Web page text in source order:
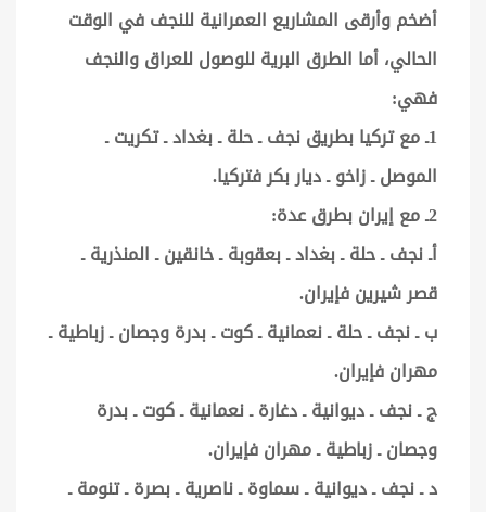
أضخم وأرقى المشاريع العمرانية للنجف في الوقت
الحالي، أما الطرق البرية للوصول للعراق والنجف
فهي:
1ـ مع تركيا بطريق نجف ـ حلة ـ بغداد ـ تكريت ـ
الموصل ـ زاخو ـ ديار بكر فتركيا.
2ـ مع إيران بطرق عدة:
أـ نجف ـ حلة ـ بغداد ـ بعقوبة ـ خانقين ـ المنذرية ـ
قصر شيرين فإيران.
ب ـ نجف ـ حلة ـ نعمانية ـ كوت ـ بدرة وجصان ـ زباطية ـ
مهران فإيران.
ج ـ نجف ـ ديوانية ـ دغارة ـ نعمانية ـ كوت ـ بدرة
وجصان ـ زباطية ـ مهران فإيران.
د ـ نجف ـ ديوانية ـ سماوة ـ ناصرية ـ بصرة ـ تنومة ـ